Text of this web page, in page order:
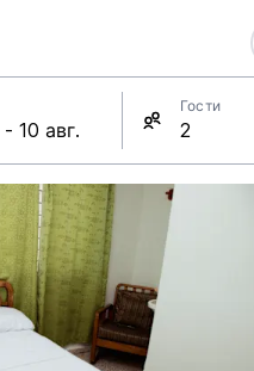
Гости